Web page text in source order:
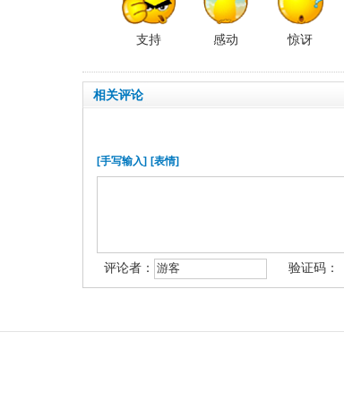
支持 感动 惊讶
相关评论
[手写输入] [表情]
评论者： 验证码：